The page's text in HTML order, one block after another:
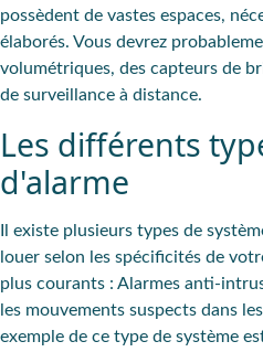
possèdent de vastes espaces,
élaborés. Vous devrez
volumétriques, des capteurs de
de surveillance à distance.
Les différents
d'alarme
Il existe plusieurs types de
louer selon les spécificités de
plus courants : Alarmes anti-
les mouvements suspects dans
exemple de ce type de système